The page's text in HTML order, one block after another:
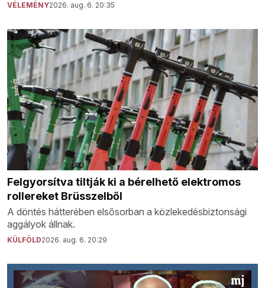
VÉLEMÉNY2026. aug. 6. 20:35
Felgyorsítva tiltják ki a bérelhető elektromos
rollereket Brüsszelből
A döntés hátterében elsősorban a közlekedésbiztonsági
aggályok állnak.
KÜLFÖLD2026. aug. 6. 20:29